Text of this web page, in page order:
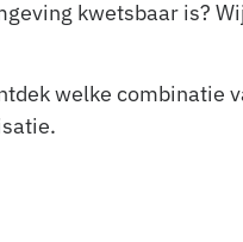
kwetsbaar is?
welke combinatie